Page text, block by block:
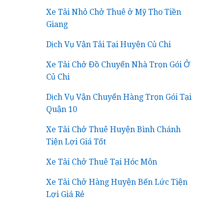
Xe Tải Nhỏ Chở Thuê ở Mỹ Tho Tiền
Giang
Dịch Vụ Vận Tải Tại Huyện Củ Chi
Xe Tải Chở Đồ Chuyển Nhà Trọn Gói Ở
Củ Chi
Dịch Vụ Vận Chuyển Hàng Trọn Gói Tại
Quận 10
Xe Tải Chở Thuê Huyện Bình Chánh
Tiện Lợi Giá Tốt
Xe Tải Chở Thuê Tại Hóc Môn
Xe Tải Chở Hàng Huyện Bến Lức Tiện
Lợi Giá Rẻ